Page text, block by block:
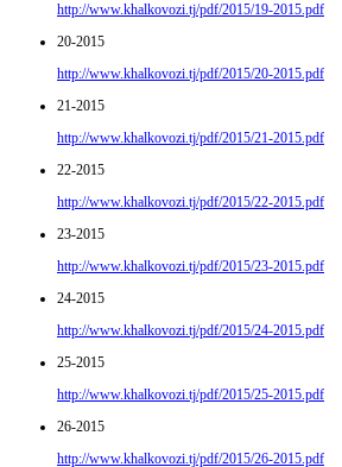
http://www.khalkovozi.tj/pdf/2015/19-2015.pdf
20-2015
http://www.khalkovozi.tj/pdf/2015/20-2015.pdf
21-2015
http://www.khalkovozi.tj/pdf/2015/21-2015.pdf
22-2015
http://www.khalkovozi.tj/pdf/2015/22-2015.pdf
23-2015
http://www.khalkovozi.tj/pdf/2015/23-2015.pdf
24-2015
http://www.khalkovozi.tj/pdf/2015/24-2015.pdf
25-2015
http://www.khalkovozi.tj/pdf/2015/25-2015.pdf
26-2015
http://www.khalkovozi.tj/pdf/2015/26-2015.pdf